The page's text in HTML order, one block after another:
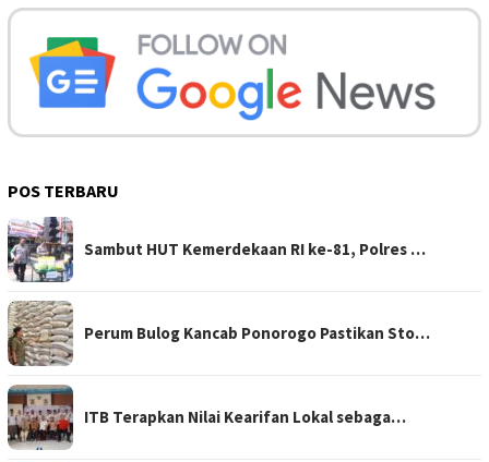
POS TERBARU
Sambut HUT Kemerdekaan RI ke-81, Polres …
Perum Bulog Kancab Ponorogo Pastikan Sto…
ITB Terapkan Nilai Kearifan Lokal sebaga…